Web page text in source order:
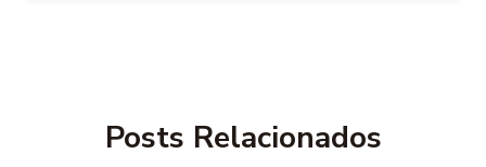
Posts Relacionados